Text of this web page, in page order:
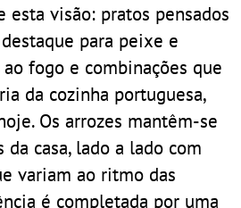
esta visão: pratos pensados
para peixe e
fogo e combinações que
da cozinha portuguesa,
Os arrozes mantêm-se
casa, lado a lado com
variam ao ritmo das
é completada por uma